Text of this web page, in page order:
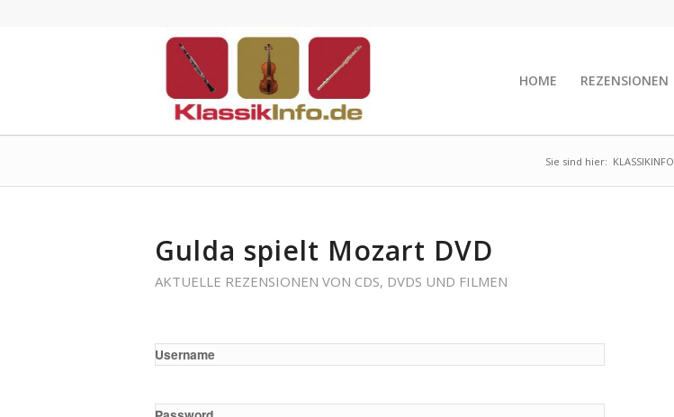
HOME REZENSIONEN
Sie sind hier: KLASSIKINFO
Gulda spielt Mozart DVD
AKTUELLE REZENSIONEN VON CDS, DVDS UND FILMEN
Username